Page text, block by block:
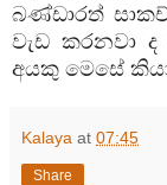
බණ්ඩාරත්
වැඩ කරනවා ද
අයකු මෙසේ
Kalaya at 07:45
Share